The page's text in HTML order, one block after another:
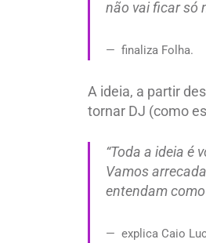
não vai ficar só
finaliza Folha.
A ideia, a partir
tornar DJ (como
“Toda a ideia é
Vamos
entendam
explica Caio